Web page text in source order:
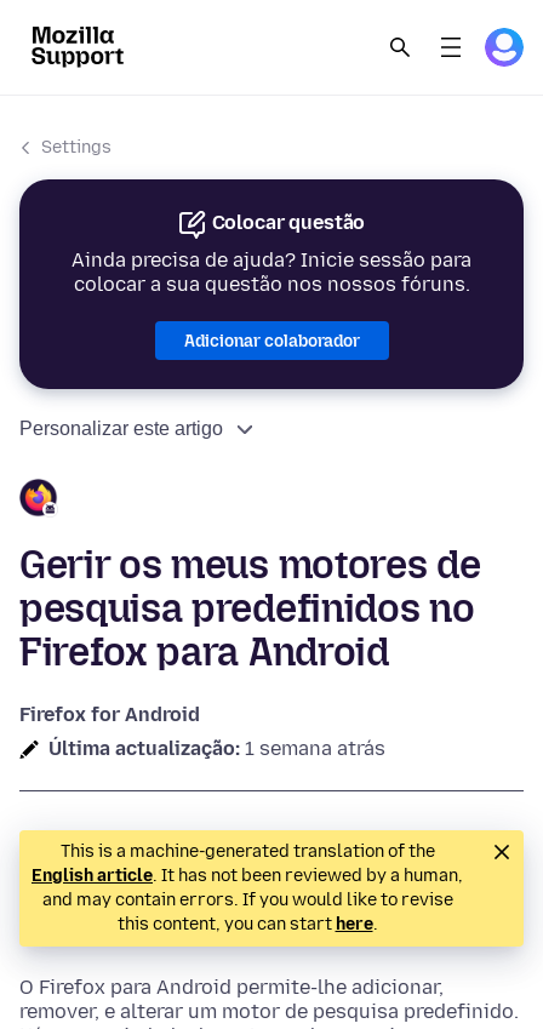
Settings
Colocar questão
Ainda precisa de ajuda? Inicie sessão para
colocar a sua questão nos nossos fóruns.
Adicionar colaborador
Personalizar este artigo
Gerir os meus motores de
pesquisa predefinidos no
Firefox para Android
Firefox for Android
Última actualização: 1 semana atrás
This is a machine-generated translation of the
English article. It has not been reviewed by a human,
and may contain errors. If you would like to revise
this content, you can start here.
O Firefox para Android permite-lhe adicionar,
remover, e alterar um motor de pesquisa predefinido.